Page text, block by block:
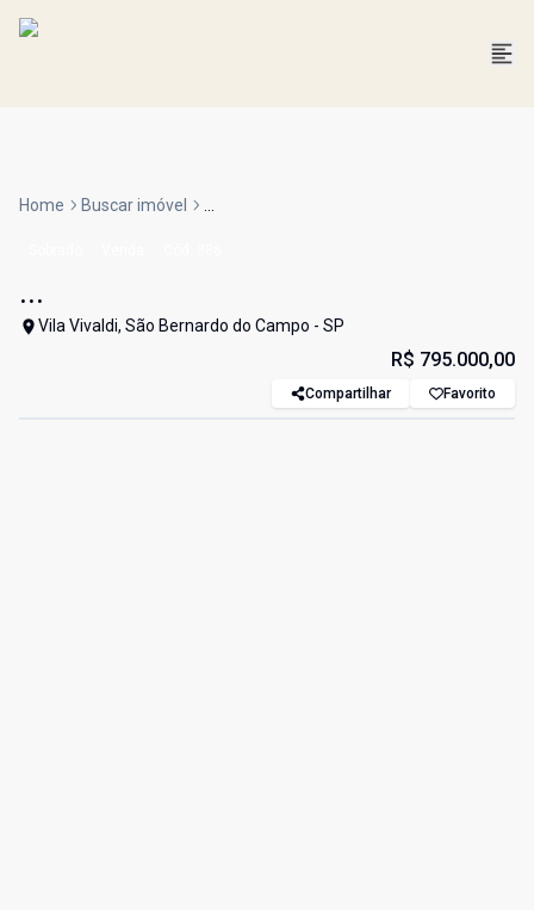
Home Buscar imóvel ...
...
Vila Vivaldi, São Bernardo do Campo - SP
R$ 795.000,00
Compartilhar Favorito